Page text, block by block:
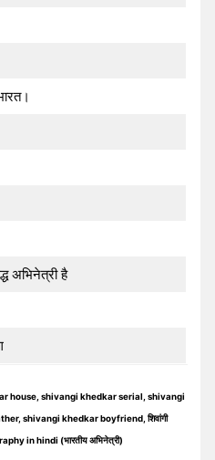
अभिनेत्री है
house, shivangi khedkar serial, shivangi
shivangi khedkar boyfriend, शिवांगी
in hindi (भारतीय अभिनेत्री)